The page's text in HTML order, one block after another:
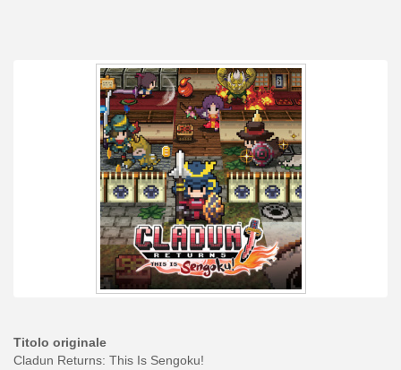
Titolo originale
Cladun Returns: This Is Sengoku!